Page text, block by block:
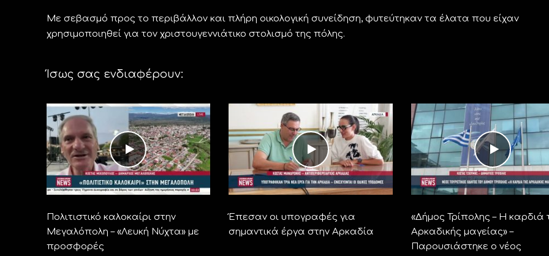
Με σεβασμό προς το περιβάλλον και πλήρη οικολογική συνείδηση, φυτεύτηκαν τα έλατα που είχαν
χρησιμοποιηθεί για τον χριστουγεννιάτικο στολισμό της πόλης.
Ίσως σας ενδιαφέρουν:
Πολιτιστικό καλοκαίρι στην
Μεγαλόπολη – «Λευκή Νύχτα» με
προσφορές
Έπεσαν οι υπογραφές για
σημαντικά έργα στην Αρκαδία
«Δήμος Τρίπολης – Η καρδιά
Αρκαδικής μαγείας» –
Παρουσιάστηκε ο νέος